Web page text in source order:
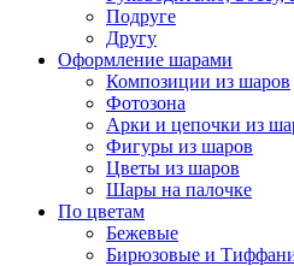
Подруге
Другу
Оформление шарами
Композиции из шаров
Фотозона
Арки и цепочки из
Фигуры из шаров
Цветы из шаров
Шары на палочке
По цветам
Бежевые
Бирюзовые и